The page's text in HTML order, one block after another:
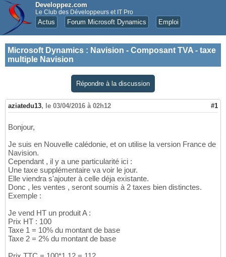
Developpez.com
Le Club des Développeurs et IT Pro
Actus Forum Microsoft Dynamics Emploi
Microsoft Dynamics : Navision - Composant TVA - taxe
multiple Navision
Répondre à la discussion
aziatedu13, le 03/04/2016 à 02h12 #1
Bonjour,
Je suis en Nouvelle calédonie, et on utilise la version France de
Navision.
Cependant , il y a une particularité ici :
Une taxe supplémentaire va voir le jour.
Elle viendra s'ajouter à celle déja existante.
Donc , les ventes , seront soumis à 2 taxes bien distinctes.
Exemple :
Je vend HT un produit A :
Prix HT : 100
Taxe 1 = 10% du montant de base
Taxe 2 = 2% du montant de base